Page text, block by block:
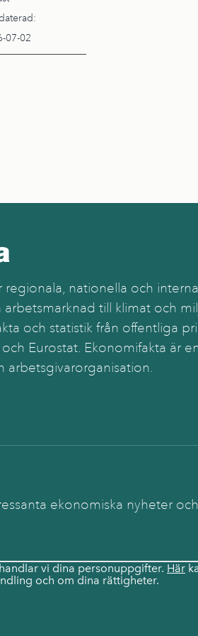
07-02
regionala, nationella och
till klimat och
och statistik från offentliga
Eurostat. Ekonomifakta är
arbetsgivarorganisation.
ekonomiska nyheter och
vi dina personuppgifter. Här
och om dina rättigheter.